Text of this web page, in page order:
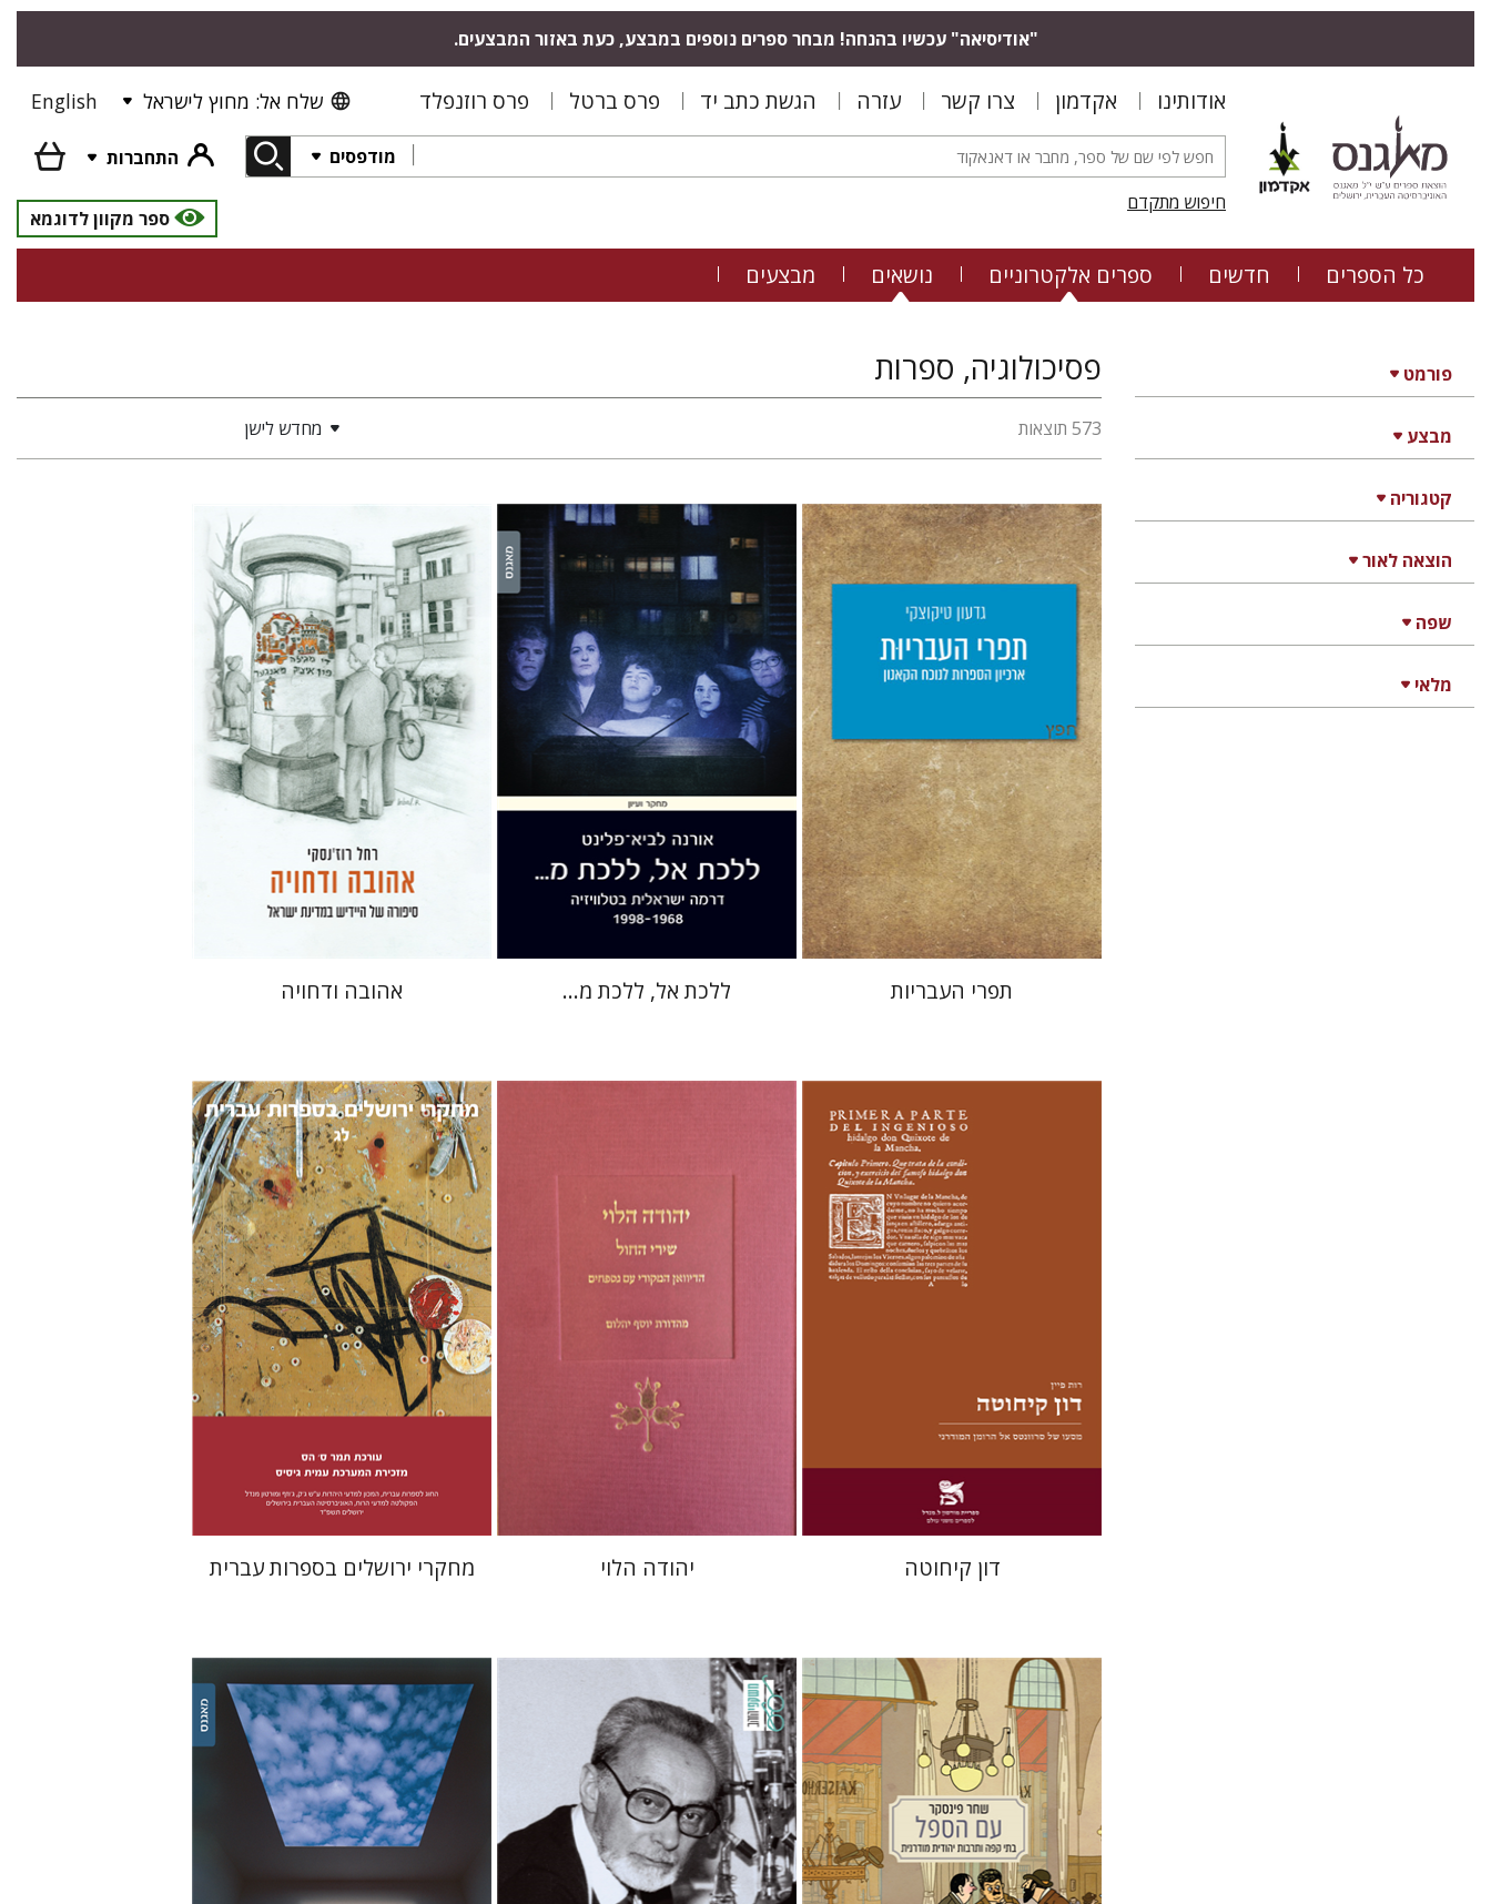
"אודיסיאה" עכשיו בהנחה! מבחר ספרים נוספים במבצע, כעת באזור המבצעים.
אודותינו אקדמון צרו קשר עזרה הגשת כתב יד פרס ברטל פרס רוזנפלד שלח אל: מחוץ לישראל English
מודפסים
התחברות
חיפוש מתקדם
ספר מקוון לדוגמא
כל הספרים חדשים ספרים אלקטרוניים נושאים מבצעים
פורמט
מבצע
קטגוריה
הוצאה לאור
שפה
מלאי
פסיכולוגיה, ספרות
573 תוצאות מחדש לישן
גדעון טיקוצקי
הנחת אתר ספר מודפס
$28
$25
תפרי העבריות
אורנה לביא-פלינט
הנחת אתר ספר מודפס
$42
$38
ללכת אל, ללכת מ...
רחל רוז'נסקי
דוד בן-נחום
הנחת אתר ספר מודפס
$46
אהובה ודחויה
הנחת אתר ספר מודפס
$31
$28
דון קיחוטה
הנחת אתר ספר מודפס
יהודה הלוי
תמר ס' הס
$42
$38
מחקרי ירושלים בספרות עברית
שחר פינסקר
מתן קמינר
פרימו לוי
מנואלה קונסוני
יונתן פיין
אריאל זינדר